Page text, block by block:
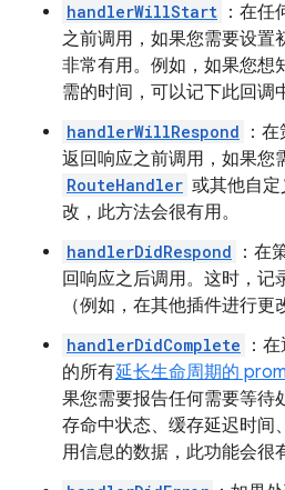
handlerWillStart ：在
之前调用，如果您需要设置
非常有用。例如，如果您想
需的时间，可以记下此回调
handlerWillRespond ：
返回响应之前调用，如果您
RouteHandler 或其他自
改，此方法会很有用。
handlerDidRespond ：在
回响应之后调用。这时，记
（例如，在其他插件进行更
handlerDidComplete
：
的所有延长生命周期的
果您需要报告任何需要等待
存命中状态、缓存延迟时间
用信息的数据，此功能会很